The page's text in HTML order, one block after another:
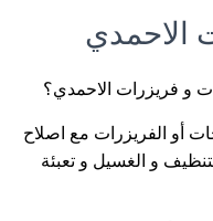
الاحمدي
و فريزرات الاحمدي؟
أو الفريزرات مع اصلاح
و الغسيل و تعبئة